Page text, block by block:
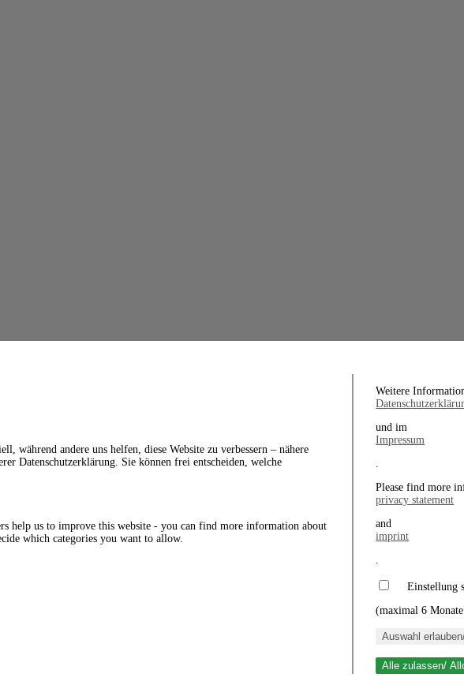
während andere uns helfen, diese Website zu verbessern – nähere
Datenschutzerklärung. Sie können frei entscheiden, welche
help us to improve this website - you can find more information about
which categories you want to allow.
Weitere
und im
Impressum
.
Please find more
privacy statement
and
imprint
.
Einstellung
(maximal 6
Auswahl
Alle zulassen/